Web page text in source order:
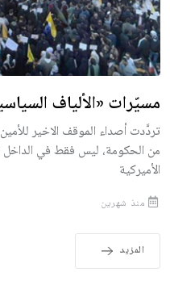
مسيّرات «الألياف
تردَّدت أصداء الموقف الاخير
من الحكومة، ليس فقط في الداخل
الأميركية
منذ شهرين
المزيد